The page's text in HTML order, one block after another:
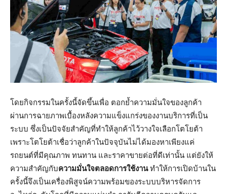
โดยกิจกรรมในครั้งนี้จัดขึ้นเพื่อ ตอกย้ำความมั่นใจของลูกค้า
ผ่านการฉายภาพเบื้องหลังความแข็งแกร่งของงานบริการที่เป็น
ระบบ ซึ่งเป็นปัจจัยสำคัญที่ทำให้ลูกค้าไว้วางใจเลือกโตโยต้า
เพราะโตโยต้าเชื่อว่าลูกค้าในปัจจุบันไม่ได้มองหาเพียงแค่
รถยนต์ที่มีคุณภาพ ทนทาน และราคาขายต่อที่ดีเท่านั้น แต่ยังให้
ความสำคัญกับความมั่นใจตลอดการใช้งานทำให้การเปิดบ้านใน
ครั้งนี้จึงเป็นเครื่องพิสูจน์ความพร้อมของระบบบริหารจัดการ